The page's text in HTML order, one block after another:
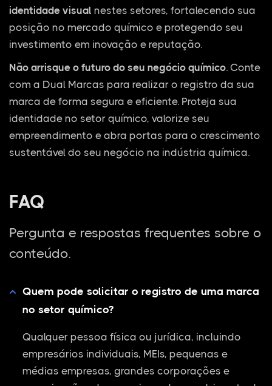
identidade visual nestes setores, fortalecendo sua
posição no mercado químico e protegendo seu
investimento em inovação e reputação.
Não arrisque o futuro do seu negócio químico. Conte
com a Dual Marcas para realizar o registro da sua
marca de forma segura e eficiente. Proteja sua
identidade no setor químico, valorize seu
empreendimento e abra portas para o crescimento
sustentável do seu negócio na indústria química.
FAQ
Pergunta e respostas frequentes sobre o
conteúdo.
Quem pode solicitar o registro de uma marca
no setor químico?
Qualquer pessoa física ou jurídica, incluindo
empresários individuais, MEIs, pequenas e
médias empresas, grandes corporações e